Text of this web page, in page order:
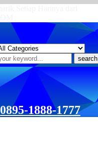
search
0895-1888-1777